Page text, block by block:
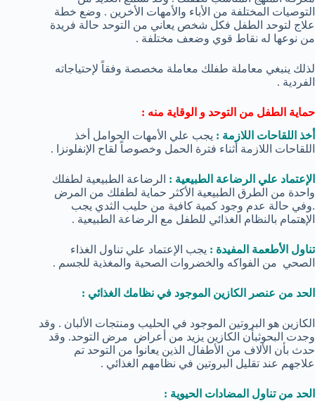
التوصيات المختلفة من الأباء والأمهات الأخرين . وضع خطة
علاج لتوحد الطفل فكل شخص يعاني من التوحد حالة فريدة
من نوعها له نقاط قوي وضعف مختلفة .
لذلك ينبغي معاملة طفلك معاملة مخصصة وفقاً لإحتياجاته
الفردية .
حماية الطفل من التوحد و الوقاية منه :
أخذ اللقاحات اللازمة : يجب علي الأمهات الحوامل أخذ
اللقاحات اللازمة أثناء فترة الحمل وخصوصاً لقاح الإنفلونزا .
الإعتماد علي الرضاعة الطبيعية : الرضاعة الطبيعية لطفلك
واحدة من الطرق الطبيعية الأكثر حماية لطفلك من المرض
.وفي حالة عدم وجود كمية كافية من حليب الثدي يجب
الإهتمام بالنظام الغذائي للطفل مع الرضاعة الطبيعية .
تناول الأطعمة المفيدة : يجب الإعتماد علي تناول الغذاء
الصحي من الفواكه والخضروات الصحية والمغذية للجسم .
الحد من عنصر الكازين الموجود في نظامك الغذائي :
الكازين هو البروتين الموجود في الحليب ومنتجات الألبان . وقد
وجدت البحوثبأن الكازين يزيد من أعراض مرض التوحد. وقد
حدث بأن الألاف من الأطفال الذين يعانوا من التوحد تم
علاجهم عند تقليل البروتين في نظامهم الغذائي .
الحد من تناول المضادات الحيوية :